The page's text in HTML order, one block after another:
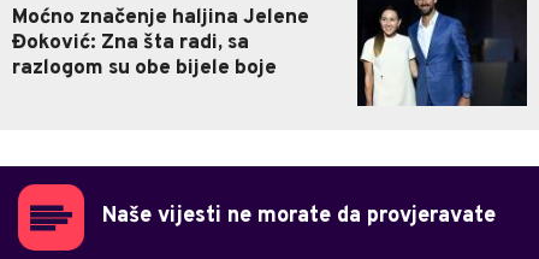
Moćno značenje haljina Jelene
Đoković: Zna šta radi, sa
razlogom su obe bijele boje
Naše vijesti ne morate da provjeravate